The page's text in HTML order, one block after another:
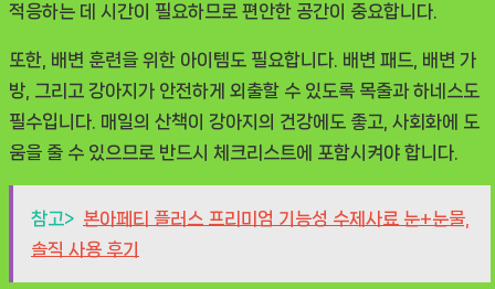
적응하는 데 시간이 필요하므로 편안한 공간이 중요합니다.
또한, 배변 훈련을 위한 아이템도 필요합니다. 배변 패드, 배변 가
방, 그리고 강아지가 안전하게 외출할 수 있도록 목줄과 하네스도
필수입니다. 매일의 산책이 강아지의 건강에도 좋고, 사회화에 도
움을 줄 수 있으므로 반드시 체크리스트에 포함시켜야 합니다.
참고> 본아페티 플러스 프리미엄 기능성 수제사료 눈+눈물,
솔직 사용 후기